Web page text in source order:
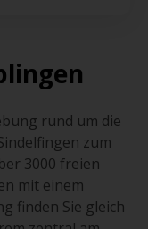
rund um die
zum
3000 freien
mit einem
finden Sie gleich